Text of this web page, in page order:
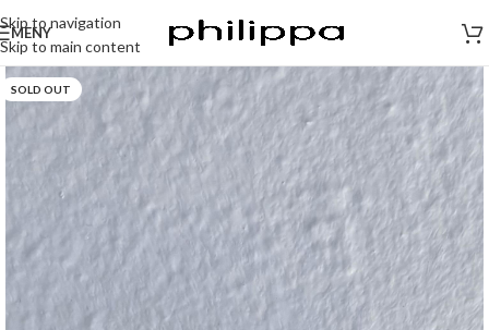
Skip to navigation
Skip to main content
MENY
SOLD OUT